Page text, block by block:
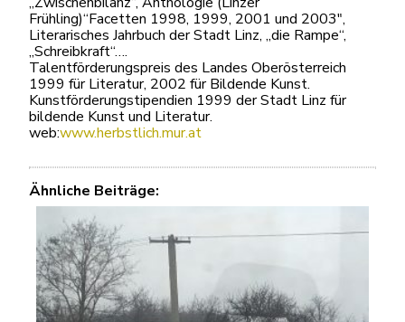
Frühling)“Facetten 1998, 1999, 2001 und 2003″,
Literarisches Jahrbuch der Stadt Linz, „die Rampe“,
„Schreibkraft“….
Talentförderungspreis des Landes Oberösterreich
1999 für Literatur, 2002 für Bildende Kunst.
Kunstförderungstipendien 1999 der Stadt Linz für
bildende Kunst und Literatur.
web:www.herbstlich.mur.at
Ähnliche Beiträge: